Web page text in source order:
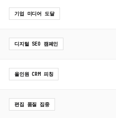
기업 미디어 도달
디지털 SEO 캠페인
올인원 CRM 피칭
편집 품질 집중